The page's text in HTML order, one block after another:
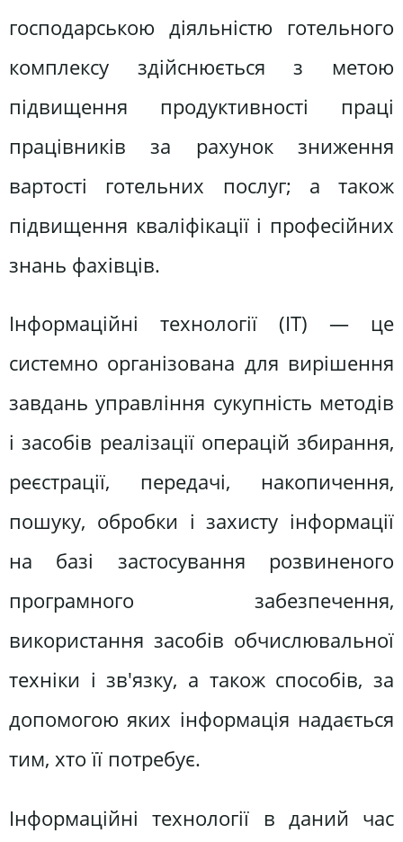
господарською діяльністю готельного
комплексу здійснюється з метою
підвищення продуктивності праці
працівників за рахунок зниження
вартості готельних послуг; а також
підвищення кваліфікації і професійних
знань фахівців.
Інформаційні технології (IT) — це
системно організована для вирішення
завдань управління сукупність методів
і засобів реалізації операцій збирання,
реєстрації, передачі, накопичення,
пошуку, обробки і захисту інформації
на базі застосування розвиненого
програмного забезпечення,
використання засобів обчислювальної
техніки і зв'язку, а також способів, за
допомогою яких інформація надається
тим, хто її потребує.
Інформаційні технології в даний час